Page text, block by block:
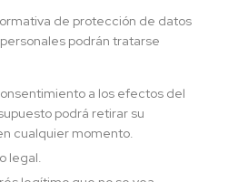
de protección de datos
podrán tratarse
a los efectos del
podrá retirar su
cualquier momento.
legal.